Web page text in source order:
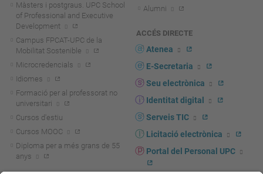
Màsters i postgraus. UPC School
of Professional and Executive
Development
Campus FPCAT-UPC de la
Mobilitat Sostenible
Microcredencials
Idiomes
Formació per al professorat no
universitari
Cursos d'estiu
Cursos MOOC
Diploma per a més grans de 55
anys
Alumni
ACCÉS DIRECTE
Atenea
E-Secretaria
Seu electrònica
Identitat digital
Serveis TIC
Licitació electrònica
Portal del Personal UPC